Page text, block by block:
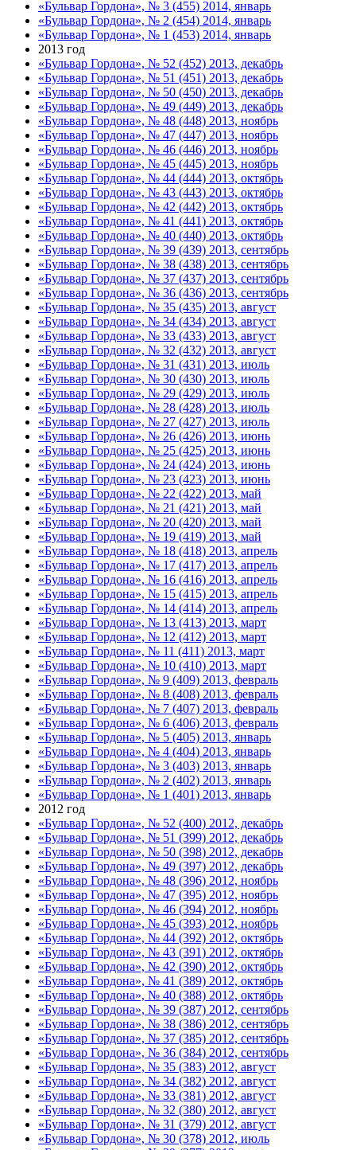
«Бульвар Гордона», № 3 (455) 2014, январь
«Бульвар Гордона», № 2 (454) 2014, январь
«Бульвар Гордона», № 1 (453) 2014, январь
2013 год
«Бульвар Гордона», № 52 (452) 2013, декабрь
«Бульвар Гордона», № 51 (451) 2013, декабрь
«Бульвар Гордона», № 50 (450) 2013, декабрь
«Бульвар Гордона», № 49 (449) 2013, декабрь
«Бульвар Гордона», № 48 (448) 2013, ноябрь
«Бульвар Гордона», № 47 (447) 2013, ноябрь
«Бульвар Гордона», № 46 (446) 2013, ноябрь
«Бульвар Гордона», № 45 (445) 2013, ноябрь
«Бульвар Гордона», № 44 (444) 2013, октябрь
«Бульвар Гордона», № 43 (443) 2013, октябрь
«Бульвар Гордона», № 42 (442) 2013, октябрь
«Бульвар Гордона», № 41 (441) 2013, октябрь
«Бульвар Гордона», № 40 (440) 2013, октябрь
«Бульвар Гордона», № 39 (439) 2013, сентябрь
«Бульвар Гордона», № 38 (438) 2013, сентябрь
«Бульвар Гордона», № 37 (437) 2013, сентябрь
«Бульвар Гордона», № 36 (436) 2013, сентябрь
«Бульвар Гордона», № 35 (435) 2013, август
«Бульвар Гордона», № 34 (434) 2013, август
«Бульвар Гордона», № 33 (433) 2013, август
«Бульвар Гордона», № 32 (432) 2013, август
«Бульвар Гордона», № 31 (431) 2013, июль
«Бульвар Гордона», № 30 (430) 2013, июль
«Бульвар Гордона», № 29 (429) 2013, июль
«Бульвар Гордона», № 28 (428) 2013, июль
«Бульвар Гордона», № 27 (427) 2013, июль
«Бульвар Гордона», № 26 (426) 2013, июнь
«Бульвар Гордона», № 25 (425) 2013, июнь
«Бульвар Гордона», № 24 (424) 2013, июнь
«Бульвар Гордона», № 23 (423) 2013, июнь
«Бульвар Гордона», № 22 (422) 2013, май
«Бульвар Гордона», № 21 (421) 2013, май
«Бульвар Гордона», № 20 (420) 2013, май
«Бульвар Гордона», № 19 (419) 2013, май
«Бульвар Гордона», № 18 (418) 2013, апрель
«Бульвар Гордона», № 17 (417) 2013, апрель
«Бульвар Гордона», № 16 (416) 2013, апрель
«Бульвар Гордона», № 15 (415) 2013, апрель
«Бульвар Гордона», № 14 (414) 2013, апрель
«Бульвар Гордона», № 13 (413) 2013, март
«Бульвар Гордона», № 12 (412) 2013, март
«Бульвар Гордона», № 11 (411) 2013, март
«Бульвар Гордона», № 10 (410) 2013, март
«Бульвар Гордона», № 9 (409) 2013, февраль
«Бульвар Гордона», № 8 (408) 2013, февраль
«Бульвар Гордона», № 7 (407) 2013, февраль
«Бульвар Гордона», № 6 (406) 2013, февраль
«Бульвар Гордона», № 5 (405) 2013, январь
«Бульвар Гордона», № 4 (404) 2013, январь
«Бульвар Гордона», № 3 (403) 2013, январь
«Бульвар Гордона», № 2 (402) 2013, январь
«Бульвар Гордона», № 1 (401) 2013, январь
2012 год
«Бульвар Гордона», № 52 (400) 2012, декабрь
«Бульвар Гордона», № 51 (399) 2012, декабрь
«Бульвар Гордона», № 50 (398) 2012, декабрь
«Бульвар Гордона», № 49 (397) 2012, декабрь
«Бульвар Гордона», № 48 (396) 2012, ноябрь
«Бульвар Гордона», № 47 (395) 2012, ноябрь
«Бульвар Гордона», № 46 (394) 2012, ноябрь
«Бульвар Гордона», № 45 (393) 2012, ноябрь
«Бульвар Гордона», № 44 (392) 2012, октябрь
«Бульвар Гордона», № 43 (391) 2012, октябрь
«Бульвар Гордона», № 42 (390) 2012, октябрь
«Бульвар Гордона», № 41 (389) 2012, октябрь
«Бульвар Гордона», № 40 (388) 2012, октябрь
«Бульвар Гордона», № 39 (387) 2012, сентябрь
«Бульвар Гордона», № 38 (386) 2012, сентябрь
«Бульвар Гордона», № 37 (385) 2012, сентябрь
«Бульвар Гордона», № 36 (384) 2012, сентябрь
«Бульвар Гордона», № 35 (383) 2012, август
«Бульвар Гордона», № 34 (382) 2012, август
«Бульвар Гордона», № 33 (381) 2012, август
«Бульвар Гордона», № 32 (380) 2012, август
«Бульвар Гордона», № 31 (379) 2012, август
«Бульвар Гордона», № 30 (378) 2012, июль